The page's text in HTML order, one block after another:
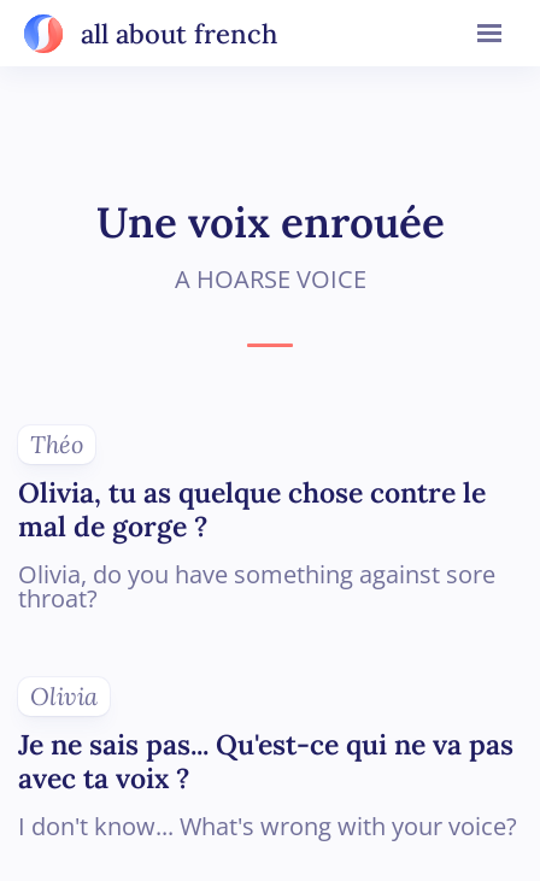
all about french
Une voix enrouée
A HOARSE VOICE
Théo
Olivia, tu as quelque chose contre le
mal de gorge ?
Olivia, do you have something against sore
throat?
Olivia
Je ne sais pas... Qu'est-ce qui ne va pas
avec ta voix ?
I don't know... What's wrong with your voice?